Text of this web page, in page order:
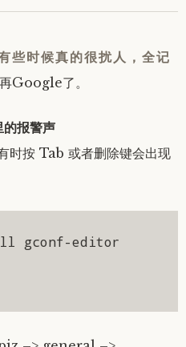
些时候真的很扰人，全记
Google了。
报警声
按 Tab 或者删除键会出现
gconf-editor